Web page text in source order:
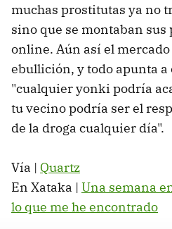
muchas prostitutas ya no
sino que se montaban sus
online. Aún así el mercado
ebullición, y todo apunta a
"cualquier yonki podría
tu vecino podría ser el
de la droga cualquier día".
Vía | Quartz
En Xataka | Una semana
lo que me he encontrado